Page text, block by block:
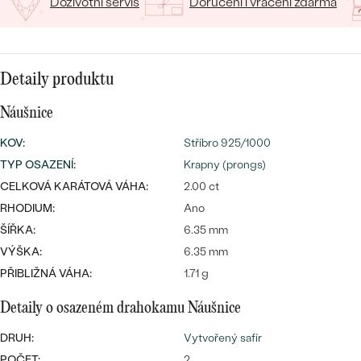
Nejprodávanější
snubní prsteny
PROHLÉDNOUT
DRAHOKAM
DLE MATERIÁLU
ZLATO
STŘÍBRO
S LAB-GROWN DIAMANTY
S PERLAMI
DLE STYLU
PERSONALIZOVANÉ
SYMBOLICKÉ
MINIMALISTICKÉ
PODLE PŘÍLEŽITOSTI
Nejprodávanější
LUXUSNÍ
CENOVĚ DOSTUPNÉ
Detaily produktu
Náušnice
KOV:
Stříbro 925/1000
TYP OSAZENÍ:
Krapny (prongs)
CELKOVÁ KARÁTOVÁ VÁHA:
2.00 ct
RHODIUM:
Ano
ŠÍŘKA:
6.35 mm
VÝŠKA:
6.35 mm
PŘIBLIŽNÁ VÁHA:
1.71 g
Detaily o osazeném drahokamu Náušnice
DRUH:
Vytvořený safír